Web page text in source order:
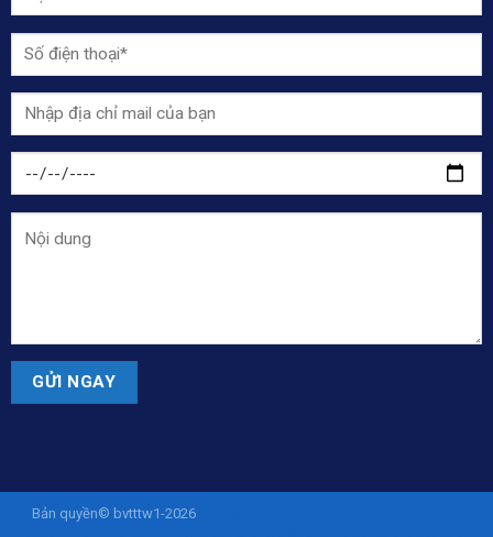
Bản quyền© bvtttw1-2026